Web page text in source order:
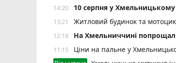
14:20 10 серпня у
13:21 Житловий будинок та
12:18 На Хмельниччині
11:15 Ціни на пальне у